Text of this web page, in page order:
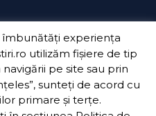
| Dezvoltat de 3Waves Net
îmbunătăți experiența
utilizăm fișiere de tip
pe site sau prin
sunteți de acord cu
primare și terțe.